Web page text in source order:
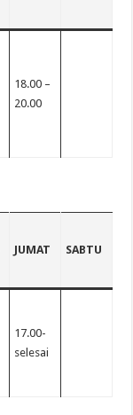
18.00 –
20.00
JUMAT SABTU
17.00-
selesai